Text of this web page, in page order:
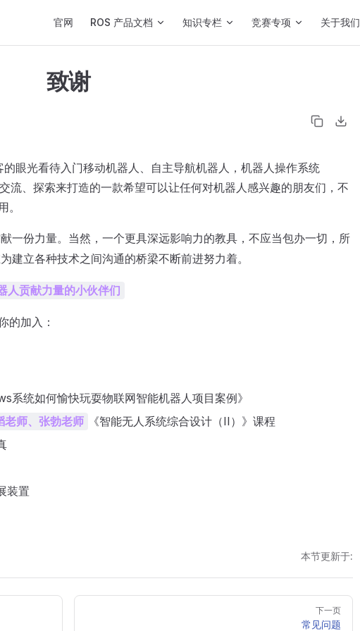
官网 ROS 产品文档 知识专栏 竞赛专项 关于我们
致谢
眼光看待入门移动机器人、自主导航机器人，机器人操作系统
流、探索来打造的一款希望可以让任何对机器人感兴趣的朋友们，不
。
一份力量。当然，一个更具深远影响力的教具，不应当包办一切，所
建立各种技术之间沟通的桥梁不断前进努力着。
贡献力量的小伙伴们
的加入：
系统如何愉快玩耍物联网智能机器人项目案例》
老师、张勃老师 《智能无人系统综合设计（II）》课程
装置
本节更新于:
下一页
常见问题